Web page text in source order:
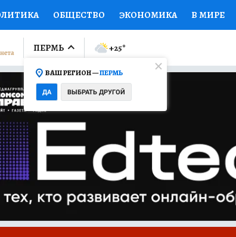
ОБЩЕСТВО ЭКОНОМИКА В МИРЕ
ПРОИСШЕСТВИЯ
ОТКРЫВАЕМ МИР Я ЗНАЮ СЕМЬЯ
ПРОМОКОДЫ СЕРИАЛЫ
КОЛЛЕКЦИИ КОНКУРСЫ
НА САЙТЕ
ПЕРМЬ
ВАШ РЕГИОН —ПЕРМЬ
ДА ВЫБРАТЬ ДРУГОЙ
+25°